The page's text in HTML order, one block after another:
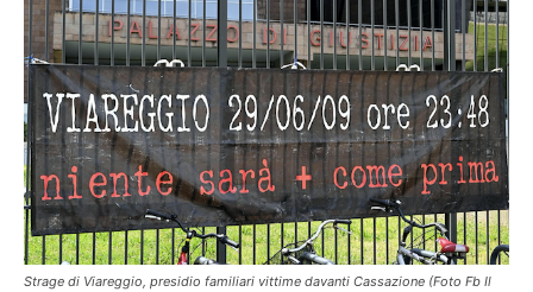
Strage di Viareggio, presidio familiari vittime davanti Cassazione (Foto Fb Il